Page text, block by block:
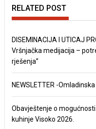
RELATED POST
DISEMINACIJA I UTICAJ
Vršnjačka medijacija –
rješenja”
NEWSLETTER -
Obavještenje o
kuhinje Visoko 2026.